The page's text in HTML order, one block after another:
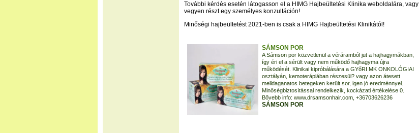
További kérdés esetén látogasson el a HIMG Hajbeültetési Klinika weboldalára, vagy
vegyen részt egy személyes konzultáción!
Minőségi hajbeültetést 2021-ben is csak a HIMG Hajbeültetési Klinikától!
SÁMSON POR
A Sámson por közvetlenül a véráramból jut a hajhagymákban,
így éri el a sérült vagy nem működő hajhagyma újra
működését. Klinikai kipróbálására a GYőRI MK ONKOLÓGIAI
osztályán, kemoterápiában részesül? vagy azon átesett
melldaganatos betegeken került sor, igen jó eredménnyel.
Minőségbiztosítással rendelkezik, kockázati értékelése 0.
Bővebb info: www.drsamsonhair.com, +36703626236
SÁMSON POR